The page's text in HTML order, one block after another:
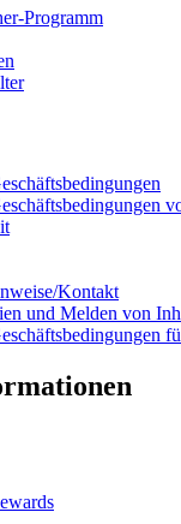
Programm
Kontakt
und Melden von